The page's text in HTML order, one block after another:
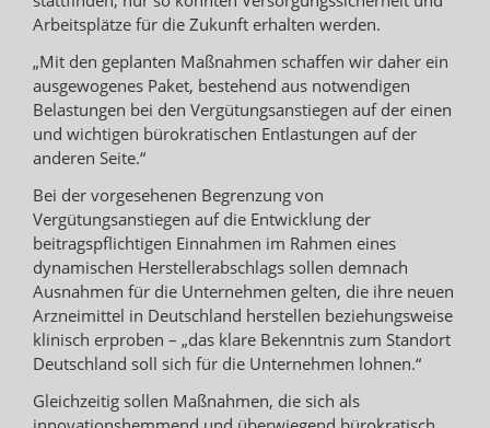
Arbeitsplätze für die Zukunft erhalten werden.
„Mit den geplanten Maßnahmen schaffen wir daher ein
ausgewogenes Paket, bestehend aus notwendigen
Belastungen bei den Vergütungsanstiegen auf der einen
und wichtigen bürokratischen Entlastungen auf der
anderen Seite.“
Bei der vorgesehenen Begrenzung von
Vergütungsanstiegen auf die Entwicklung der
beitragspflichtigen Einnahmen im Rahmen eines
dynamischen Herstellerabschlags sollen demnach
Ausnahmen für die Unternehmen gelten, die ihre neuen
Arzneimittel in Deutschland herstellen beziehungsweise
klinisch erproben – „das klare Bekenntnis zum Standort
Deutschland soll sich für die Unternehmen lohnen.“
Gleichzeitig sollen Maßnahmen, die sich als